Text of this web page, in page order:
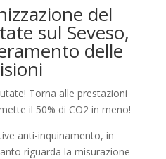
del
sul Seveso,
delle
Torna alle prestazioni
il 50% di CO2 in meno!
anti-inquinamento, in
riguarda la misurazione